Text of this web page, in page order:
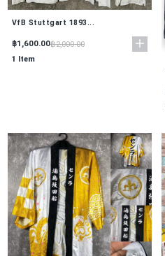
VfB Stuttgart 1893...
฿1,600.00฿2,000.00
1 Item